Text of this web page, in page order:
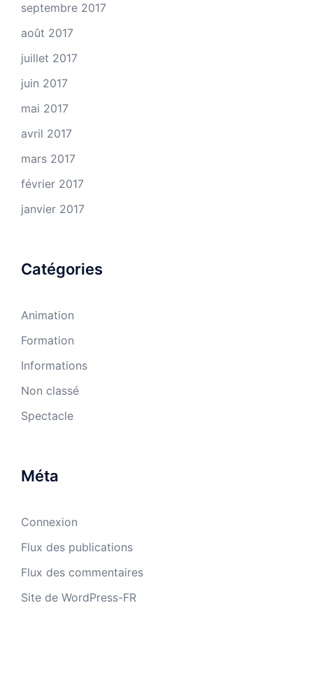
septembre 2017
août 2017
juillet 2017
juin 2017
mai 2017
avril 2017
mars 2017
février 2017
janvier 2017
Catégories
Animation
Formation
Informations
Non classé
Spectacle
Méta
Connexion
Flux des publications
Flux des commentaires
Site de WordPress-FR